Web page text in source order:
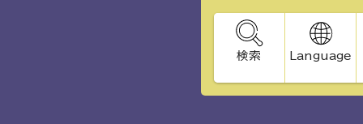
検索 Language